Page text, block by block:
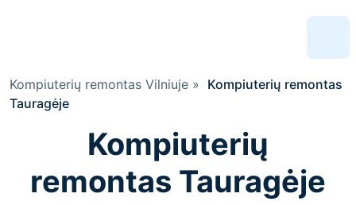
Kompiuterių remontas Vilniuje » Kompiuterių remontas
Tauragėje
Kompiuterių
remontas Tauragėje